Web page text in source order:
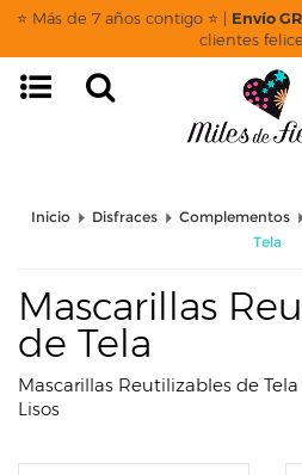
⭐ Más de 7 años contigo ⭐ | Envío
clientes
page: categoria
Inicio Disfraces Complementos
Tela
Mascarillas
de Tela
Mascarillas Reutilizables de
Lisos